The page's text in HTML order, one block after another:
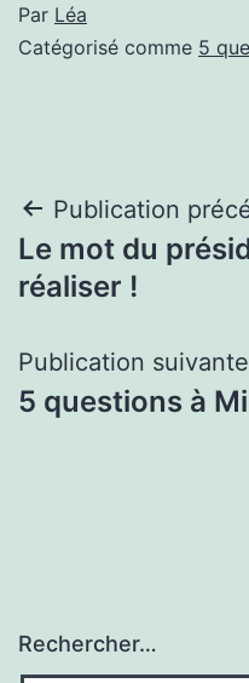
Par Léa
Catégorisé comme 5
Navigation
de
Publication
Le mot du
réaliser !
Publication suivante
5 questions à
Rechercher…